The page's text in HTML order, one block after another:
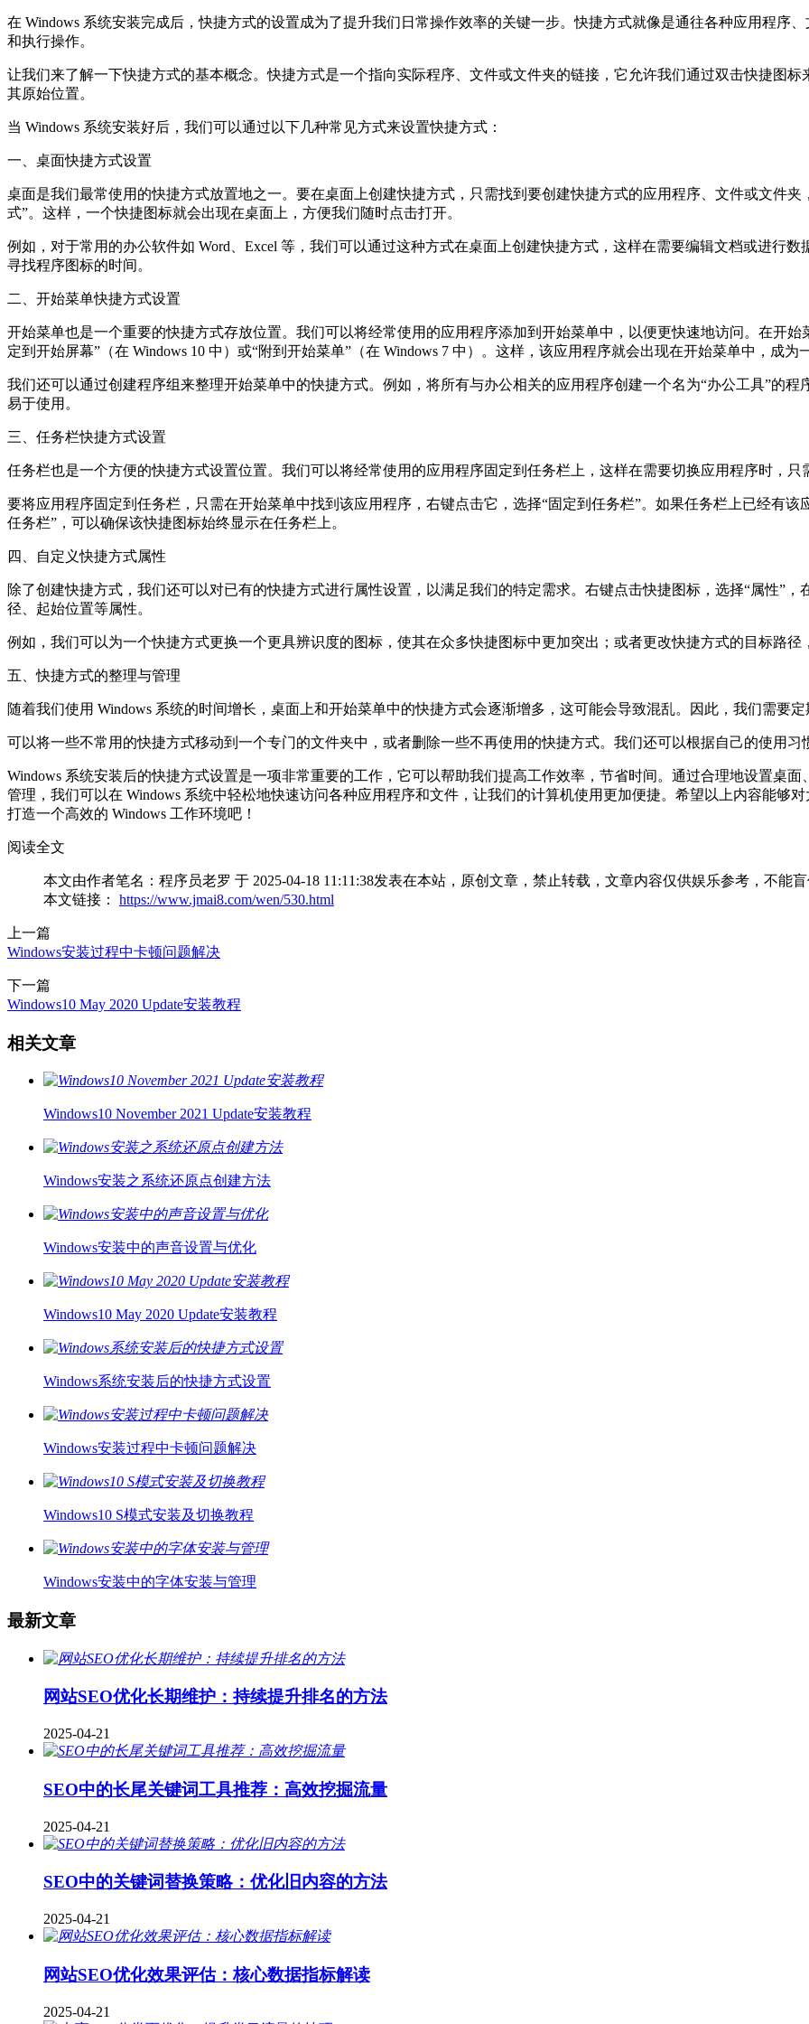
在 Windows 系统安装完成后，快捷方式的设置成为了提升我们日常操作效率的关键一步。快捷方式就像是通往各种应用程序
和执行操作。
让我们来了解一下快捷方式的基本概念。快捷方式是一个指向实际程序、文件或文件夹的链接，它允许我们通过双击快捷图
其原始位置。
当 Windows 系统安装好后，我们可以通过以下几种常见方式来设置快捷方式：
一、桌面快捷方式设置
桌面是我们最常使用的快捷方式放置地之一。要在桌面上创建快捷方式，只需找到要创建快捷方式的应用程序、文件或文件
式”。这样，一个快捷图标就会出现在桌面上，方便我们随时点击打开。
例如，对于常用的办公软件如 Word、Excel 等，我们可以通过这种方式在桌面上创建快捷方式，这样在需要编辑文档或进行
寻找程序图标的时间。
二、开始菜单快捷方式设置
开始菜单也是一个重要的快捷方式存放位置。我们可以将经常使用的应用程序添加到开始菜单中，以便更快速地访问。在开
定到开始屏幕”（在 Windows 10 中）或“附到开始菜单”（在 Windows 7 中）。这样，该应用程序就会出现在开始菜单中，成为
我们还可以通过创建程序组来整理开始菜单中的快捷方式。例如，将所有与办公相关的应用程序创建一个名为“办公工具”的
易于使用。
三、任务栏快捷方式设置
任务栏也是一个方便的快捷方式设置位置。我们可以将经常使用的应用程序固定到任务栏上，这样在需要切换应用程序时，
要将应用程序固定到任务栏，只需在开始菜单中找到该应用程序，右键点击它，选择“固定到任务栏”。如果任务栏上已经有
任务栏”，可以确保该快捷图标始终显示在任务栏上。
四、自定义快捷方式属性
除了创建快捷方式，我们还可以对已有的快捷方式进行属性设置，以满足我们的特定需求。右键点击快捷图标，选择“属性”
径、起始位置等属性。
例如，我们可以为一个快捷方式更换一个更具辨识度的图标，使其在众多快捷图标中更加突出；或者更改快捷方式的目标路径
五、快捷方式的整理与管理
随着我们使用 Windows 系统的时间增长，桌面上和开始菜单中的快捷方式会逐渐增多，这可能会导致混乱。因此，我们需要
可以将一些不常用的快捷方式移动到一个专门的文件夹中，或者删除一些不再使用的快捷方式。我们还可以根据自己的使用
Windows 系统安装后的快捷方式设置是一项非常重要的工作，它可以帮助我们提高工作效率，节省时间。通过合理地设置桌
管理，我们可以在 Windows 系统中轻松地快速访问各种应用程序和文件，让我们的计算机使用更加便捷。希望以上内容能够
打造一个高效的 Windows 工作环境吧！
阅读全文
本文由作者笔名：程序员老罗 于 2025-04-18 11:11:38发表在本站，原创文章，禁止转载，文章内容仅供娱乐参考，不能
本文链接： https://www.jmai8.com/wen/530.html
上一篇
Windows安装过程中卡顿问题解决
下一篇
Windows10 May 2020 Update安装教程
相关文章
Windows10 November 2021 Update安装教程
Windows安装之系统还原点创建方法
Windows安装中的声音设置与优化
Windows10 May 2020 Update安装教程
Windows系统安装后的快捷方式设置
Windows安装过程中卡顿问题解决
Windows10 S模式安装及切换教程
Windows安装中的字体安装与管理
最新文章
网站SEO优化长期维护：持续提升排名的方法
2025-04-21
SEO中的长尾关键词工具推荐：高效挖掘流量
2025-04-21
SEO中的关键词替换策略：优化旧内容的方法
2025-04-21
网站SEO优化效果评估：核心数据指标解读
2025-04-21